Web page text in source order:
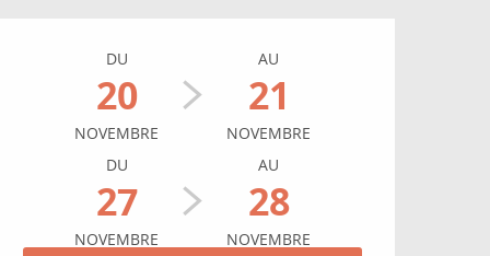
et
DU
20
NOVEMBRE
AU
21
NOVEMBRE
DU
27
NOVEMBRE
AU
28
NOVEMBRE